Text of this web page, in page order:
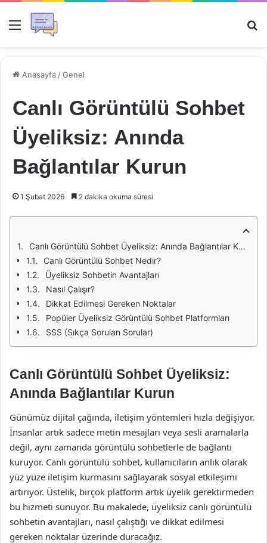
Menü
Anasayfa /Genel
Canlı Görüntülü Sohbet
Üyeliksiz: Anında
Bağlantılar Kurun
1 Şubat 2026 2 dakika okuma süresi
Canlı Görüntülü Sohbet Üyeliksiz: Anında Bağlantılar Kurun
Canlı Görüntülü Sohbet Nedir?
Üyeliksiz Sohbetin Avantajları
Nasıl Çalışır?
Dikkat Edilmesi Gereken Noktalar
Popüler Üyeliksiz Görüntülü Sohbet Platformları
SSS (Sıkça Sorulan Sorular)
Canlı Görüntülü Sohbet Üyeliksiz:
Anında Bağlantılar Kurun
Günümüz dijital çağında, iletişim yöntemleri hızla değişiyor.
İnsanlar artık sadece metin mesajları veya sesli aramalarla
değil, aynı zamanda görüntülü sohbetlerle de bağlantı
kuruyor. Canlı görüntülü sohbet, kullanıcıların anlık olarak
yüz yüze iletişim kurmasını sağlayarak sosyal etkileşimi
artırıyor. Üstelik, birçok platform artık üyelik gerektirmeden
bu hizmeti sunuyor. Bu makalede, üyeliksiz canlı görüntülü
sohbetin avantajları, nasıl çalıştığı ve dikkat edilmesi
gereken noktalar üzerinde duracağız.